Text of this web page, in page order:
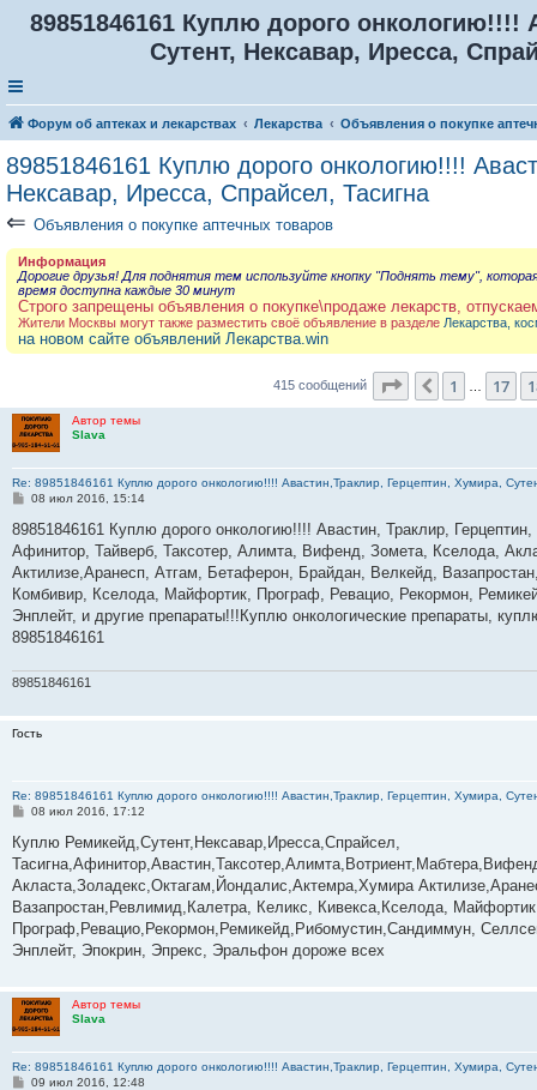
89851846161 Куплю дорого онкологию!!!!
Сутент, Нексавар, Иресса,
Форум об аптеках и лекарствах Лекарства Объявления о покупке
89851846161 Куплю дорого онкологию!!!!
Нексавар, Иресса, Спрайсел, Тасигна
⇐ Объявления о покупке аптечных товаров
Информация
Дорогие друзья! Для поднятия тем используйте кнопку "Поднять тему",
время доступна каждые 30 минут
Строго запрещены объявления о покупке\продаже лекарств,
Жители Москвы могут также разместить своё объявление в разделе Лекарства,
на новом сайте объявлений Лекарства.win
415 сообщений Страница 19из
Пред.
1 17
Автор темы
Slava
Re: 89851846161 Куплю дорого онкологию!!!! Авастин,Траклир, Герцептин, Хумира,
С
о
щ
е
и
е
08 июл 2016, 15:14
89851846161 Куплю дорого онкологию!!!! Авастин, Траклир,
Афинитор, Тайверб, Таксотер, Алимта, Вифенд, Зомета, Кселода,
Актилизе,Аранесп, Атгам, Бетаферон, Брайдан, Велкейд,
Комбивир, Кселода, Майфортик, Програф, Ревацио, Рекормон,
Энплейт, и другие препараты!!!Куплю онкологические препараты,
89851846161
89851846161
Гость
Re: 89851846161 Куплю дорого онкологию!!!! Авастин,Траклир, Герцептин, Хумира,
С
о
б
щ
е
и
е
08 июл 2016, 17:12
Куплю Ремикейд,Сутент,Нексавар,Иресса,Спрайсел,
Акласта,Золадекс,Октагам,Йондалис,Актемра,Хумира
Вазапростан,Ревлимид,Калетра, Келикс, Кивекса,Кселода,
Програф,Ревацио,Рекормон,Ремикейд,Рибомустин,Сандиммун,
Энплейт, Эпокрин, Эпрекс, Эральфон дороже всех
Автор темы
Slava
Re: 89851846161 Куплю дорого онкологию!!!! Авастин,Траклир, Герцептин, Хумира,
С09 июл 2016, 12:48